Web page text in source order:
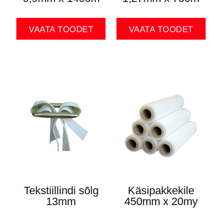
VAATA TOODET VAATA TOODET
Tekstiillindi sõlg
13mm
Käsipakkekile
450mm x 20my